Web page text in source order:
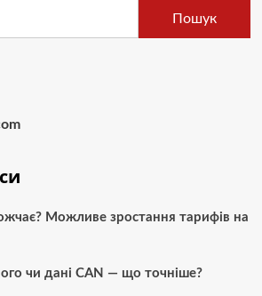
Пошук
Можливе зростання тарифів на
чи дані CAN — що точніше?